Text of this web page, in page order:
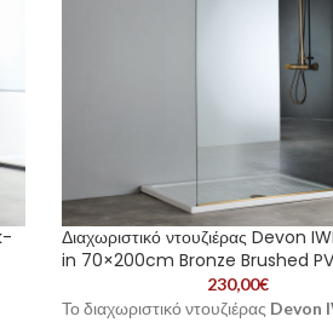
Διαχωριστικό ντουζιέρας Devon
in 70×200cm Bronze Brushed
230,00€
Το διαχωριστικό ντουζιέρας Devon